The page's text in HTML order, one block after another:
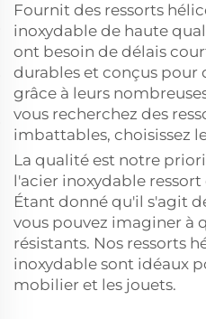
Fournit des ressorts
inoxydable de haute
ont besoin de délais
durables et conçus pour
grâce à leurs
vous recherchez des
imbattables, choisissez
La qualité est notre
l'acier inoxydable ressort
Étant donné qu'il s'agit
vous pouvez imaginer à
résistants. Nos ressorts
inoxydable sont idéaux
mobilier et les jouets.